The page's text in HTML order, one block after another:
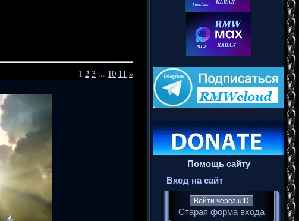
1 2 3 ... 10 11 »
Помощь сайту
Вход на сайт
Войти через uID
Старая форма входа